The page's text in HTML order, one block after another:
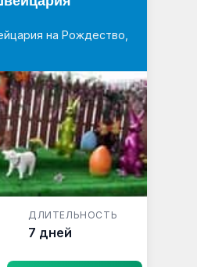
на Рождество,
ДЛИТЕЛЬНОСТЬ
7 дней